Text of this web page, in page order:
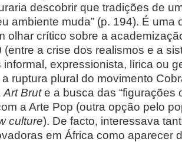
descobrir que tradições de
ambiente muda” (p. 194). É uma
olhar crítico sobre a
(entre a crise dos realismos e a
expressionista, lírica ou
ruptura plural do movimento
Art Brute a busca das “figurações
a Arte Pop (outra opção pelo
culture). De facto, interessava
em África como aparecer